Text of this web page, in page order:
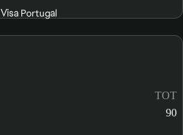
Visa Portugal
TOT
90